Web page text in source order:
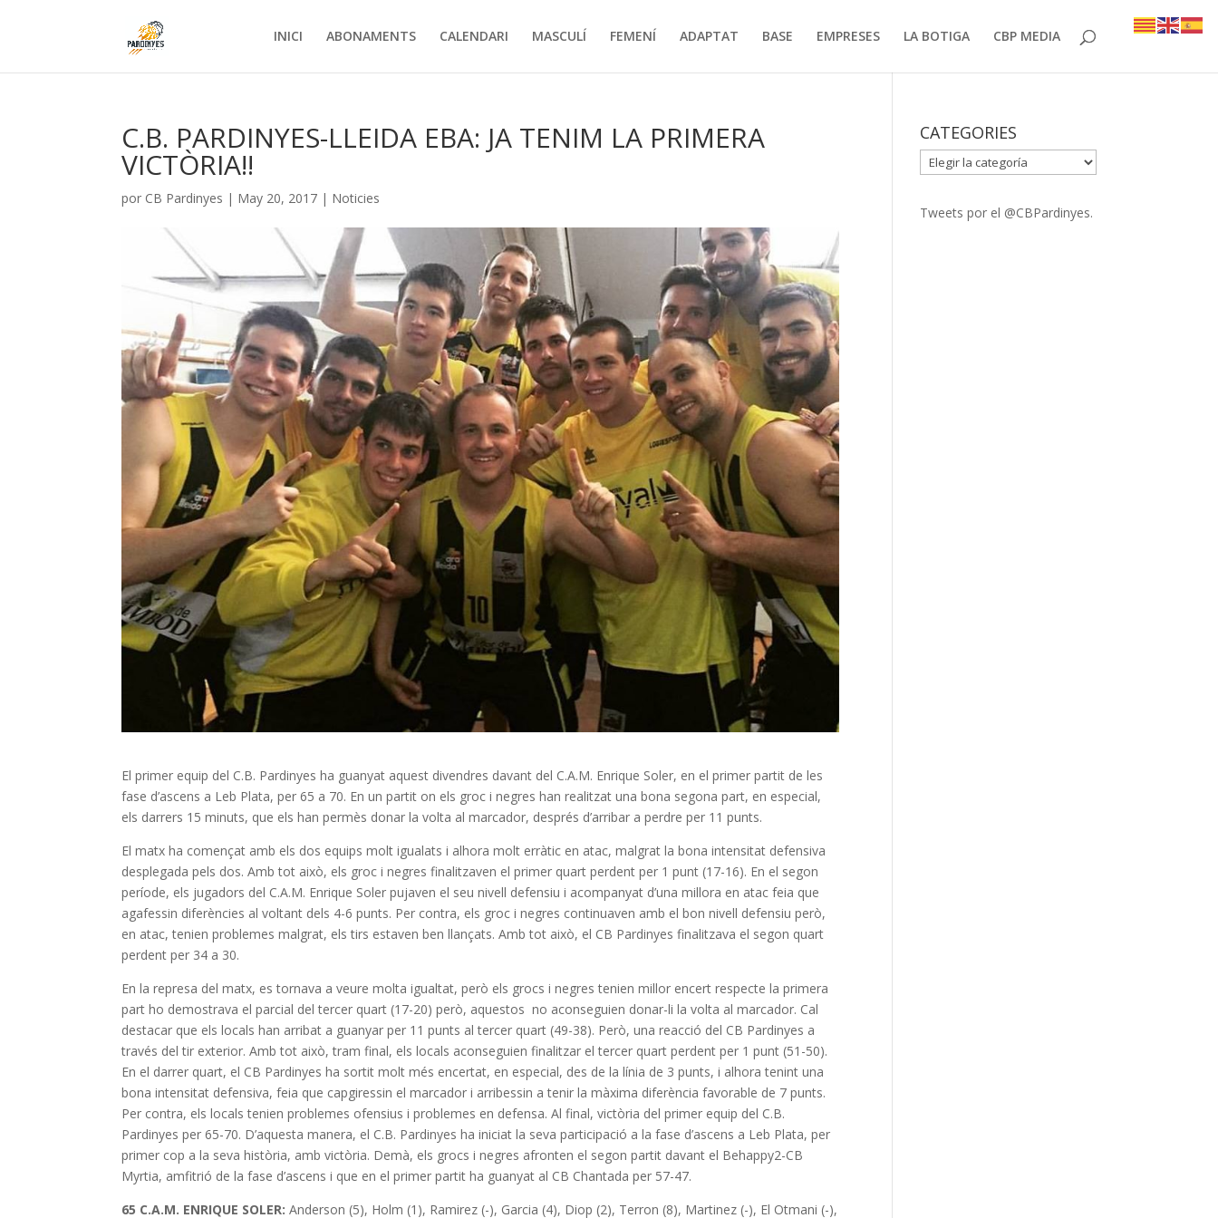
INICI ABONAMENTS CALENDARI MASCULÍ FEMENÍ ADAPTAT BASE EMPRESES LA BOTIGA CBP MEDIA
C.B. PARDINYES-LLEIDA EBA: JA TENIM LA PRIMERA
VICTÒRIA!!
por CB Pardinyes | May 20, 2017 | Noticies
El primer equip del C.B. Pardinyes ha guanyat aquest divendres davant del C.A.M. Enrique Soler, en el primer partit de les
fase d’ascens a Leb Plata, per 65 a 70. En un partit on els groc i negres han realitzat una bona segona part, en especial,
els darrers 15 minuts, que els han permès donar la volta al marcador, després d’arribar a perdre per 11 punts.
El matx ha començat amb els dos equips molt igualats i alhora molt erràtic en atac, malgrat la bona intensitat defensiva
desplegada pels dos. Amb tot això, els groc i negres finalitzaven el primer quart perdent per 1 punt (17-16). En el segon
període, els jugadors del C.A.M. Enrique Soler pujaven el seu nivell defensiu i acompanyat d’una millora en atac feia que
agafessin diferències al voltant dels 4-6 punts. Per contra, els groc i negres continuaven amb el bon nivell defensiu però,
en atac, tenien problemes malgrat, els tirs estaven ben llançats. Amb tot això, el CB Pardinyes finalitzava el segon quart
perdent per 34 a 30.
En la represa del matx, es tornava a veure molta igualtat, però els grocs i negres tenien millor encert respecte la primera
part ho demostrava el parcial del tercer quart (17-20) però, aquestos no aconseguien donar-li la volta al marcador. Cal
destacar que els locals han arribat a guanyar per 11 punts al tercer quart (49-38). Però, una reacció del CB Pardinyes a
través del tir exterior. Amb tot això, tram final, els locals aconseguien finalitzar el tercer quart perdent per 1 punt (51-50).
En el darrer quart, el CB Pardinyes ha sortit molt més encertat, en especial, des de la línia de 3 punts, i alhora tenint una
bona intensitat defensiva, feia que capgiressin el marcador i arribessin a tenir la màxima diferència favorable de 7 punts.
Per contra, els locals tenien problemes ofensius i problemes en defensa. Al final, victòria del primer equip del C.B.
Pardinyes per 65-70. D’aquesta manera, el C.B. Pardinyes ha iniciat la seva participació a la fase d’ascens a Leb Plata, per
primer cop a la seva història, amb victòria. Demà, els grocs i negres afronten el segon partit davant el Behappy2-CB
Myrtia, amfitrió de la fase d’ascens i que en el primer partit ha guanyat al CB Chantada per 57-47.
65 C.A.M. ENRIQUE SOLER:Anderson (5), Holm (1), Ramirez (-), Garcia (4), Diop (2), Terron (8), Martinez (-), El Otmani (-),
CATEGORIES
CATEGORIES
Tweets por el @CBPardinyes.